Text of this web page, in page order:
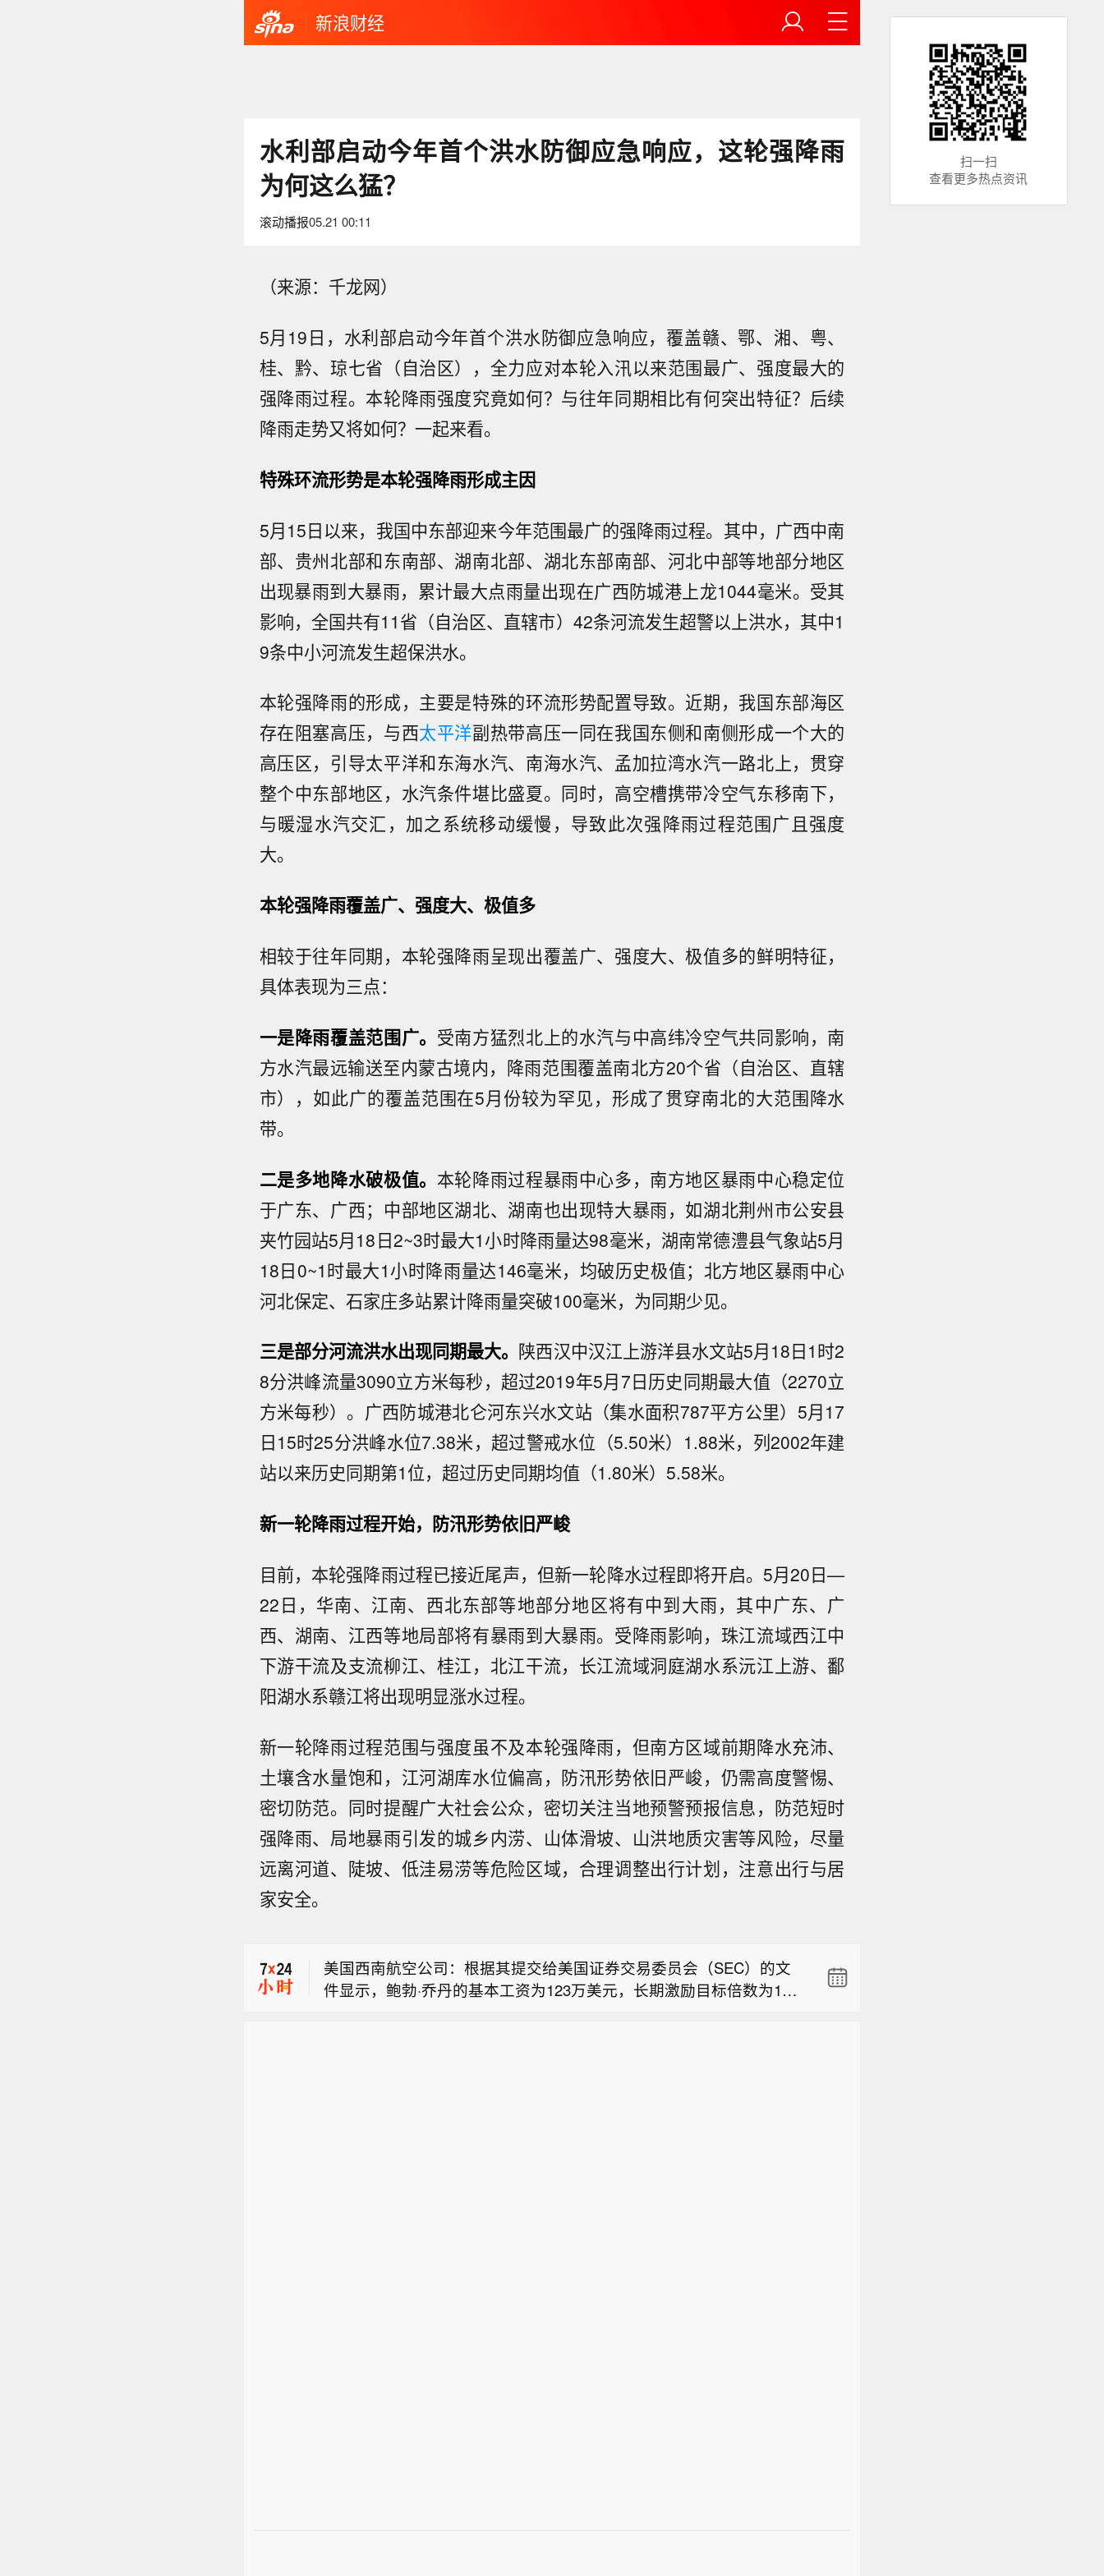
新浪财经
水利部启动今年首个洪水防御应急响应，这轮强降雨
为何这么猛？
滚动播报05.21 00:11
（来源：千龙网）
5月19日，水利部启动今年首个洪水防御应急响应，覆盖赣、鄂、湘、粤、
桂、黔、琼七省（自治区），全力应对本轮入汛以来范围最广、强度最大的
强降雨过程。本轮降雨强度究竟如何？与往年同期相比有何突出特征？后续
降雨走势又将如何？一起来看。
特殊环流形势是本轮强降雨形成主因
5月15日以来，我国中东部迎来今年范围最广的强降雨过程。其中，广西中南
部、贵州北部和东南部、湖南北部、湖北东部南部、河北中部等地部分地区
出现暴雨到大暴雨，累计最大点雨量出现在广西防城港上龙1044毫米。受其
影响，全国共有11省（自治区、直辖市）42条河流发生超警以上洪水，其中1
9条中小河流发生超保洪水。
本轮强降雨的形成，主要是特殊的环流形势配置导致。近期，我国东部海区
存在阻塞高压，与西太平洋副热带高压一同在我国东侧和南侧形成一个大的
高压区，引导太平洋和东海水汽、南海水汽、孟加拉湾水汽一路北上，贯穿
整个中东部地区，水汽条件堪比盛夏。同时，高空槽携带冷空气东移南下，
与暖湿水汽交汇，加之系统移动缓慢，导致此次强降雨过程范围广且强度
大。
本轮强降雨覆盖广、强度大、极值多
相较于往年同期，本轮强降雨呈现出覆盖广、强度大、极值多的鲜明特征，
具体表现为三点：
一是降雨覆盖范围广。 受南方猛烈北上的水汽与中高纬冷空气共同影响，南
方水汽最远输送至内蒙古境内，降雨范围覆盖南北方20个省（自治区、直辖
市），如此广的覆盖范围在5月份较为罕见，形成了贯穿南北的大范围降水
带。
二是多地降水破极值。 本轮降雨过程暴雨中心多，南方地区暴雨中心稳定位
于广东、广西；中部地区湖北、湖南也出现特大暴雨，如湖北荆州市公安县
夹竹园站5月18日2~3时最大1小时降雨量达98毫米，湖南常德澧县气象站5月
18日0~1时最大1小时降雨量达146毫米，均破历史极值；北方地区暴雨中心
河北保定、石家庄多站累计降雨量突破100毫米，为同期少见。
三是部分河流洪水出现同期最大。 陕西汉中汉江上游洋县水文站5月18日1时2
8分洪峰流量3090立方米每秒，超过2019年5月7日历史同期最大值（2270立
方米每秒）。广西防城港北仑河东兴水文站（集水面积787平方公里）5月17
日15时25分洪峰水位7.38米，超过警戒水位（5.50米）1.88米，列2002年建
站以来历史同期第1位，超过历史同期均值（1.80米）5.58米。
新一轮降雨过程开始，防汛形势依旧严峻
目前，本轮强降雨过程已接近尾声，但新一轮降水过程即将开启。5月20日—
22日，华南、江南、西北东部等地部分地区将有中到大雨，其中广东、广
西、湖南、江西等地局部将有暴雨到大暴雨。受降雨影响，珠江流域西江中
下游干流及支流柳江、桂江，北江干流，长江流域洞庭湖水系沅江上游、鄱
阳湖水系赣江将出现明显涨水过程。
新一轮降雨过程范围与强度虽不及本轮强降雨，但南方区域前期降水充沛、
土壤含水量饱和，江河湖库水位偏高，防汛形势依旧严峻，仍需高度警惕、
密切防范。同时提醒广大社会公众，密切关注当地预警预报信息，防范短时
强降雨、局地暴雨引发的城乡内涝、山体滑坡、山洪地质灾害等风险，尽量
远离河道、陡坡、低洼易涝等危险区域，合理调整出行计划，注意出行与居
家安全。
UBER：定期贷款信贷协议将过渡信贷承诺缩减40亿欧元。
美国西南航空公司：根据其提交给美国证券交易委员会（SEC）的文
件显示，鲍勃·乔丹的基本工资为123万美元，长期激励目标倍数为120
扫一扫
查看更多热点资讯